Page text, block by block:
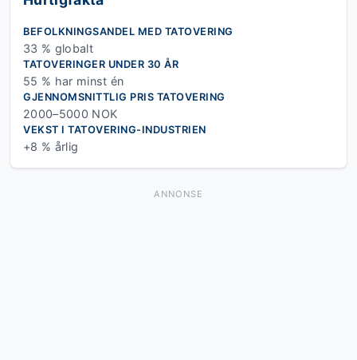
BEFOLKNINGSANDEL MED TATOVERING
33 % globalt
TATOVERINGER UNDER 30 ÅR
55 % har minst én
GJENNOMSNITTLIG PRIS TATOVERING
2000–5000 NOK
VEKST I TATOVERING-INDUSTRIEN
+8 % årlig
ANNONSE